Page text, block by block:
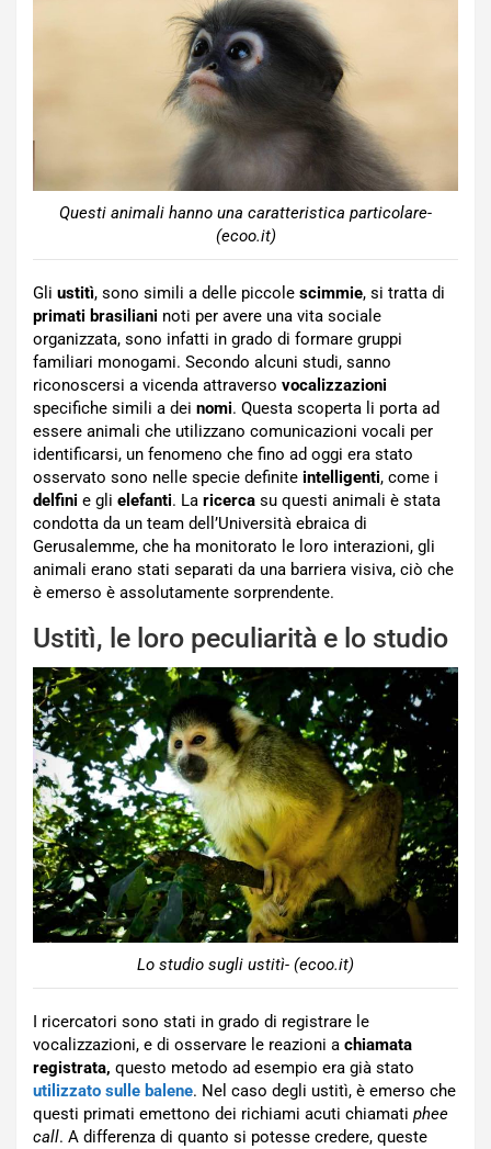
Questi animali hanno una caratteristica particolare-
(ecoo.it)
Gli ustitì, sono simili a delle piccole scimmie, si tratta di
primati brasiliani noti per avere una vita sociale
organizzata, sono infatti in grado di formare gruppi
familiari monogami. Secondo alcuni studi, sanno
riconoscersi a vicenda attraverso vocalizzazioni
specifiche simili a dei nomi. Questa scoperta li porta ad
essere animali che utilizzano comunicazioni vocali per
identificarsi, un fenomeno che fino ad oggi era stato
osservato sono nelle specie definite intelligenti, come i
delfini e gli elefanti. La ricerca su questi animali è stata
condotta da un team dell’Università ebraica di
Gerusalemme, che ha monitorato le loro interazioni, gli
animali erano stati separati da una barriera visiva, ciò che
è emerso è assolutamente sorprendente.
Ustitì, le loro peculiarità e lo studio
Lo studio sugli ustitì- (ecoo.it)
I ricercatori sono stati in grado di registrare le
vocalizzazioni, e di osservare le reazioni a chiamata
registrata, questo metodo ad esempio era già stato
utilizzato sulle balene. Nel caso degli ustitì, è emerso che
questi primati emettono dei richiami acuti chiamati phee
call. A differenza di quanto si potesse credere, queste